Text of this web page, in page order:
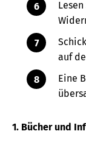
auf
Eine
1. Bücher und